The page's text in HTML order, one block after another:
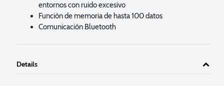
entornos con ruido excesivo
Función de memoria de hasta 100 datos
Comunicación Bluetooth
Details